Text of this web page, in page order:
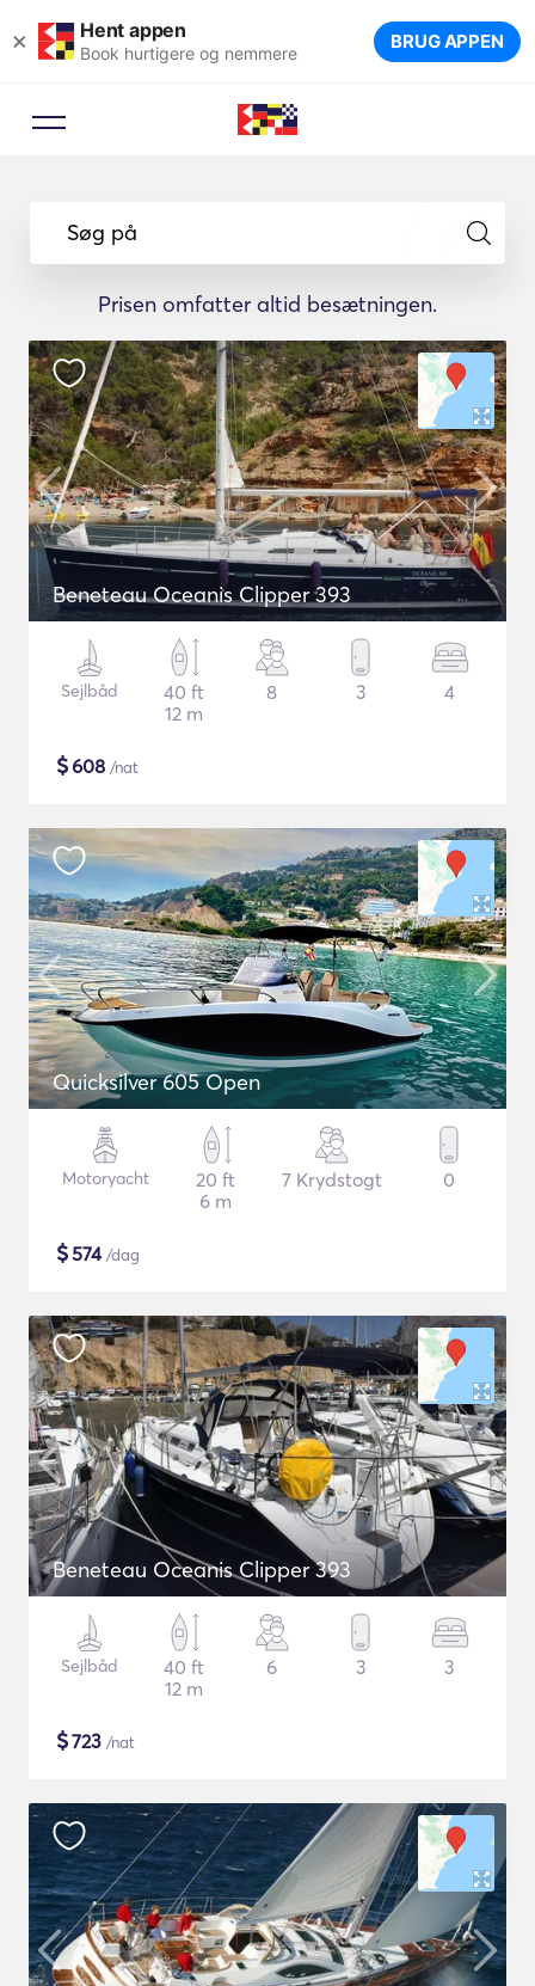
× Hent appen
Book hurtigere og nemmere BRUG APPEN
Søg på
Prisen omfatter altid besætningen.
Beneteau Oceanis Clipper 393
Sejlbåd
40 ft
12 m
8 3 4
$608 /nat
Quicksilver 605 Open
Motoryacht
20 ft
6 m
7 Krydstogt 0
$574/dag
Beneteau Oceanis Clipper 393
Sejlbåd
40 ft
12 m
6 3 3
$723 /nat